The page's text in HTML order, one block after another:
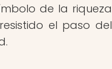
de la riqueza
el paso del